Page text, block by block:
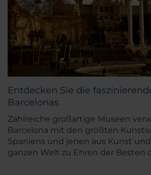
Entdecken Sie die
Barcelonas
Zahlreiche großartige Museen
Barcelona mit den größten
Spaniens und jenen aus Kunst
ganzen Welt zu Ehren der Besten